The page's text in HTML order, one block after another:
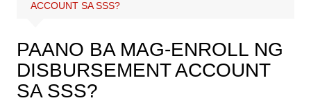
ACCOUNT SA SSS?
PAANO BA MAG-ENROLL NG
DISBURSEMENT ACCOUNT
SA SSS?